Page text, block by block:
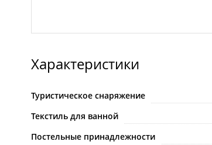
Характеристики
Туристическое снаряжение
Текстиль для ванной
Постельные принадлежности